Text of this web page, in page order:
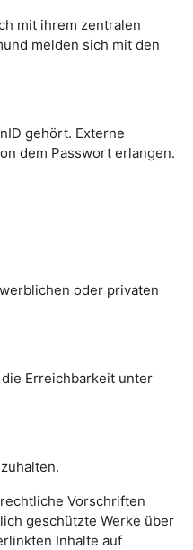
mit ihrem zentralen
melden sich mit den
gehört. Externe
dem Passwort erlangen.
oder privaten
Erreichbarkeit unter
Vorschriften
geschützte Werke über
Inhalte auf